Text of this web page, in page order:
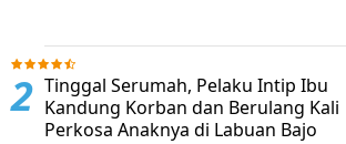
Tinggal Serumah, Pelaku Intip Ibu
Kandung Korban dan Berulang Kali
Perkosa Anaknya di Labuan Bajo